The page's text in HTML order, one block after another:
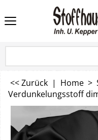
<< Zurück | Home >
Verdunkelungsstoff